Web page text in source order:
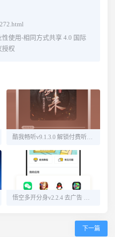
使用-相同方式共享 4.0 国际
授权
酷我畅听v9.1.3.0 解锁付费听书源
悟空多开分身v2.2.4 去广告 解锁会员
下一篇